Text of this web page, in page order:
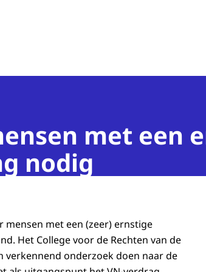
met een
nodig
met een (zeer) ernstige
Het College voor de Rechten van de
verkennend onderzoek doen naar de